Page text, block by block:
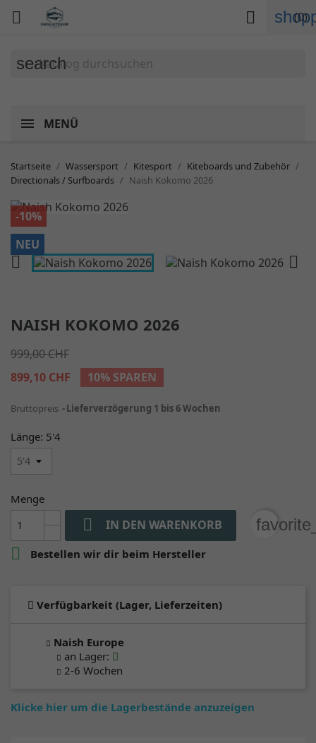
 (0)

search
MENÜ
Startseite Wassersport Kitesport
Kiteboards und Zubehör
Directionals / Surfboards
Naish Kokomo 2026
-10%
NEU
 
NAISH KOKOMO 2026
999,00 CHF
899,10 CHF
10% SPAREN
Bruttopreis Lieferverzögerung 1 bis 6 Wochen
Länge: 5'4
Menge
 IN DEN WARENKORB

Bestellen wir dir beim Hersteller
Verfügbarkeit (Lager, Lieferzeiten)
Naish Europe
an Lager:
2-6 Wochen
Klicke hier um die Lagerbestände anzuzeigen